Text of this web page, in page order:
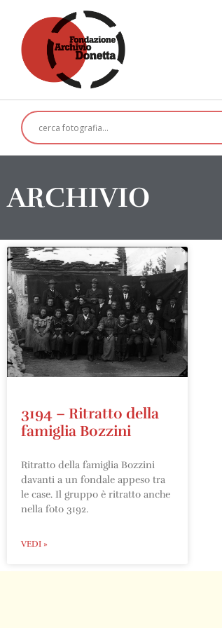
ARCHIVIO
3194 – Ritratto della
famiglia Bozzini
Ritratto della famiglia Bozzini
davanti a un fondale appeso tra
le case. Il gruppo è ritratto anche
nella foto 3192.
VEDI »